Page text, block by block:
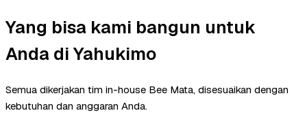
Yang bisa kami bangun untuk
Anda di Yahukimo
Semua dikerjakan tim in-house Bee Mata, disesuaikan dengan
kebutuhan dan anggaran Anda.